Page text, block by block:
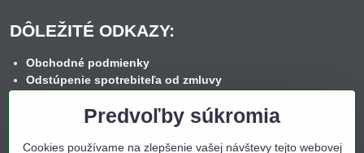
DÔLEŽITÉ ODKAZY:
Obchodné podmienky
Odstúpenie spotrebiteľa od zmluvy
Reklamačný formulár
Spôsob platby
Predvoľby súkromia
Cookies používame na zlepšenie vašej návštevy tejto webovej